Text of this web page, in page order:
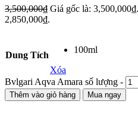
3,500,000₫ Giá gốc là: 3,500,000₫.
2,850,000₫.
Dung Tích
100ml
Xóa
Bvlgari Aqva Amara số lượng -
Thêm vào giỏ hàng Mua ngay